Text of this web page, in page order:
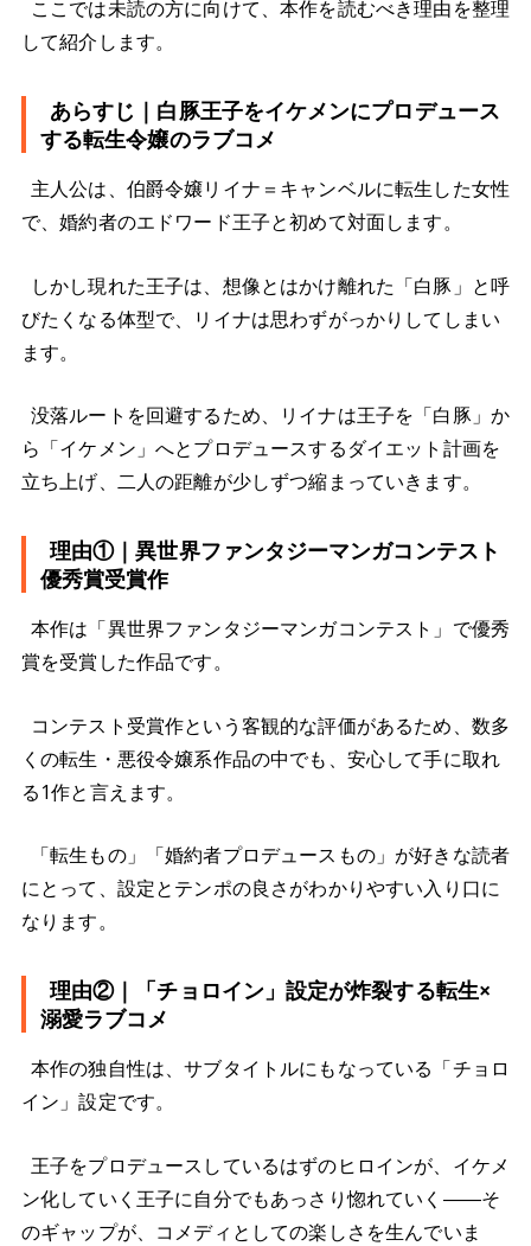
ここでは未読の方に向けて、本作を読むべき理由を整理
して紹介します。
あらすじ｜白豚王子をイケメンにプロデュース
する転生令嬢のラブコメ
主人公は、伯爵令嬢リイナ＝キャンベルに転生した女性
で、婚約者のエドワード王子と初めて対面します。
しかし現れた王子は、想像とはかけ離れた「白豚」と呼
びたくなる体型で、リイナは思わずがっかりしてしまい
ます。
没落ルートを回避するため、リイナは王子を「白豚」か
ら「イケメン」へとプロデュースするダイエット計画を
立ち上げ、二人の距離が少しずつ縮まっていきます。
理由①｜異世界ファンタジーマンガコンテスト
優秀賞受賞作
本作は「異世界ファンタジーマンガコンテスト」で優秀
賞を受賞した作品です。
コンテスト受賞作という客観的な評価があるため、数多
くの転生・悪役令嬢系作品の中でも、安心して手に取れ
る1作と言えます。
「転生もの」「婚約者プロデュースもの」が好きな読者
にとって、設定とテンポの良さがわかりやすい入り口に
なります。
理由②｜「チョロイン」設定が炸裂する転生×
溺愛ラブコメ
本作の独自性は、サブタイトルにもなっている「チョロ
イン」設定です。
王子をプロデュースしているはずのヒロインが、イケメ
ン化していく王子に自分でもあっさり惚れていく――そ
のギャップが、コメディとしての楽しさを生んでいま